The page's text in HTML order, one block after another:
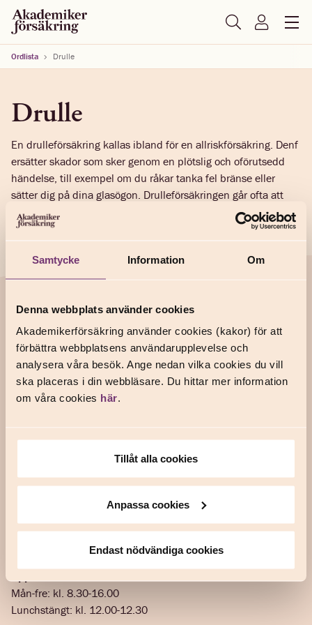
Samtycke Information Om
Denna webbplats använder cookies
Akademikerförsäkring använder cookies (kakor) för att
förbättra webbplatsens användarupplevelse och
analysera våra besök. Ange nedan vilka cookies du vill
ska placeras i din webbläsare. Du hittar mer information
om våra cookies här.
Tillåt alla cookies
Anpassa cookies
Endast nödvändiga cookies
Ordlista Drulle
Drulle
En drulleförsäkring kallas ibland för en allriskförsäkring. Denf
ersätter skador som sker genom en plötslig och oförutsedd
händelse, till exempel om du råkar tanka fel bränse eller
sätter dig på dina glasögon. Drulleförsäkringen går ofta att
köpa till bil- och hemförsäkringar.
Support
Anmäl en skada
Frågor och svar
Kontakta oss
In English
Prata försäkring med oss
Telefon: 0771-111 999
Mån-fre: kl. 8.30-16.00
Lunchstängt: kl. 12.00-12.30